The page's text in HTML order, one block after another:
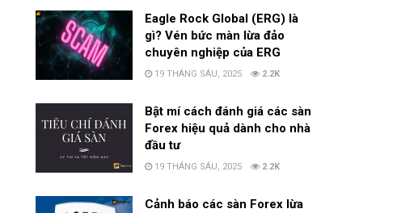
Eagle Rock Global (ERG) là
gì? Vén bức màn lừa đảo
chuyên nghiệp của ERG
19 THÁNG SÁU, 2025 2.2K
Bật mí cách đánh giá các sàn
Forex hiệu quả dành cho nhà
đầu tư
19 THÁNG SÁU, 2025 2.2K
Cảnh báo các sàn Forex lừa